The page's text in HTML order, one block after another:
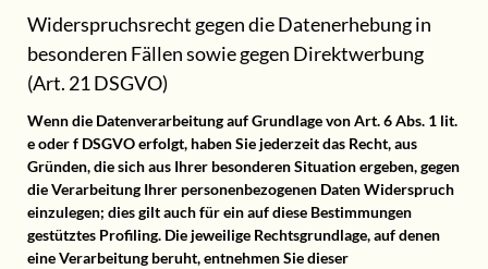
Widerspruchsrecht gegen die Datenerhebung in
besonderen Fällen sowie gegen Direktwerbung
(Art. 21 DSGVO)
Wenn die Datenverarbeitung auf Grundlage von Art. 6 Abs. 1 lit.
e oder f DSGVO erfolgt, haben Sie jederzeit das Recht, aus
Gründen, die sich aus Ihrer besonderen Situation ergeben, gegen
die Verarbeitung Ihrer personenbezogenen Daten Widerspruch
einzulegen; dies gilt auch für ein auf diese Bestimmungen
gestütztes Profiling. Die jeweilige Rechtsgrundlage, auf denen
eine Verarbeitung beruht, entnehmen Sie dieser